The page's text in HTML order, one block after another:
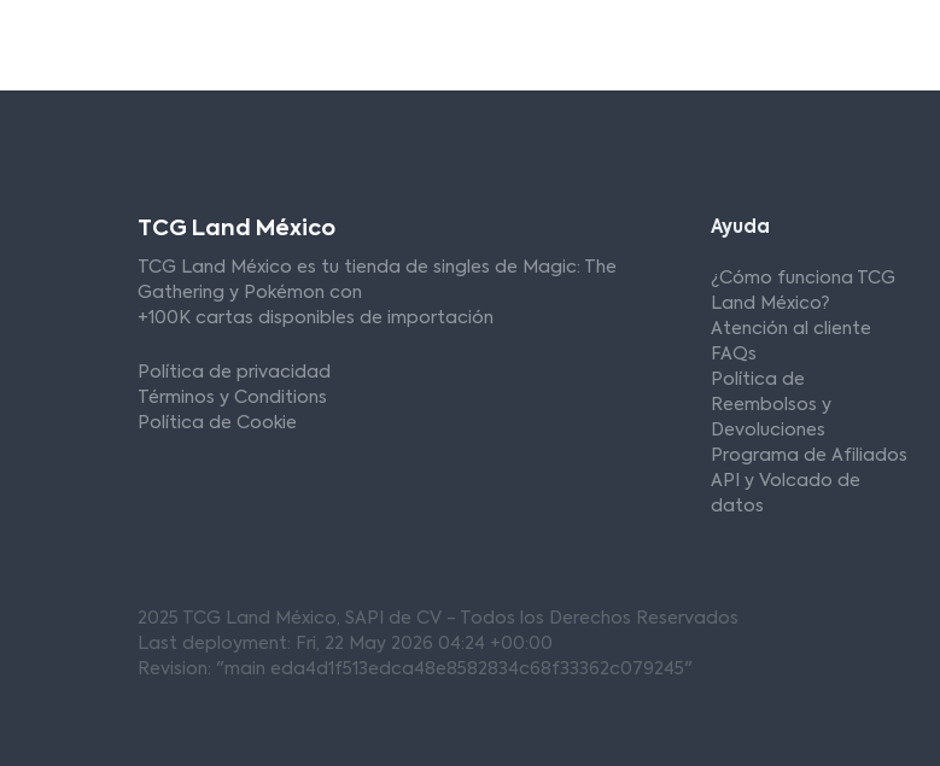
TCG Land México
TCG Land México es tu tienda de singles de Magic: The
Gathering y Pokémon con
+100K cartas disponibles de importación
Política de privacidad
Términos y Conditions
Política de Cookie
Ayuda
¿Cómo funciona TCG
Land México?
Atención al cliente
FAQs
Política de
Reembolsos y
Devoluciones
Programa de Afiliados
API y Volcado de
datos
2025 TCG Land México, SAPI de CV - Todos los Derechos Reservados
Last deployment: Fri, 22 May 2026 04:24 +00:00
Revision: "main eda4d1f513edca48e8582834c68f33362c079245"